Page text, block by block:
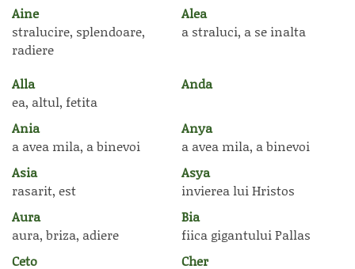
Aine
stralucire, splendoare,
radiere
Alea
a straluci, a se inalta
Alla
ea, altul, fetita
Anda
Ania
a avea mila, a binevoi
Anya
a avea mila, a binevoi
Asia
rasarit, est
Asya
invierea lui Hristos
Aura
aura, briza, adiere
Bia
fiica gigantului Pallas
Ceto
Cher